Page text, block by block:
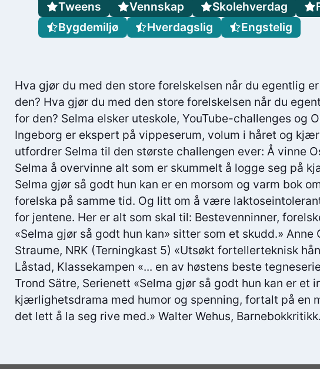
Hva gjør du med den store forelskelsen når du egentlig
den? Hva gjør du med den store forelskelsen når du
for den? Selma elsker uteskole, YouTube-challenges og
Ingeborg er ekspert på vippeserum, volum i håret og
utfordrer Selma til den største challengen ever: Å vinne
Selma å overvinne alt som er skummelt å logge seg på
Selma gjør så godt hun kan er en morsom og varm bok
forelska på samme tid. Og litt om å være
for jentene. Her er alt som skal til: Bestevenninner,
«Selma gjør så godt hun kan» sitter som et skudd.» Anne
Straume, NRK (Terningkast 5) «Utsøkt fortellerteknisk
Låstad, Klassekampen «... en av høstens beste
Trond Sätre, Serienett «Selma gjør så godt hun kan er et
kjærlighetsdrama med humor og spenning, fortalt på en
det lett å la seg rive med.» Walter Wehus,
Tweens Vennskap Skolehverdag
Bygdemiljø
Hverdagslig Engstelig